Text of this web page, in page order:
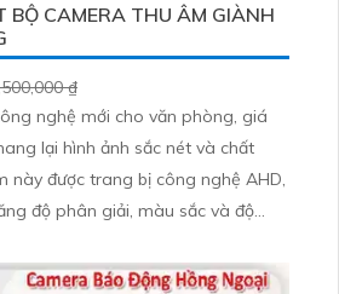
BỘ CAMERA THU ÂM GIÀNH
₫
nghệ mới cho văn phòng, giá
lại hình ảnh sắc nét và chất
độ phân giải, màu sắc và độ
điều kiện ánh sáng yếu